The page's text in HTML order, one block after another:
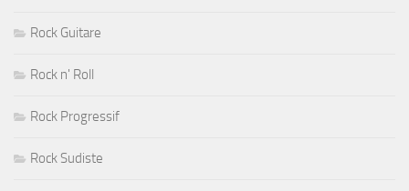
Rock Guitare
Rock n' Roll
Rock Progressif
Rock Sudiste